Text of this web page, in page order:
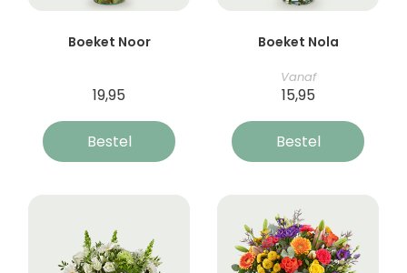
Boeket Noor
19,95
Bestel
Boeket Nola
Vanaf
15,95
Bestel